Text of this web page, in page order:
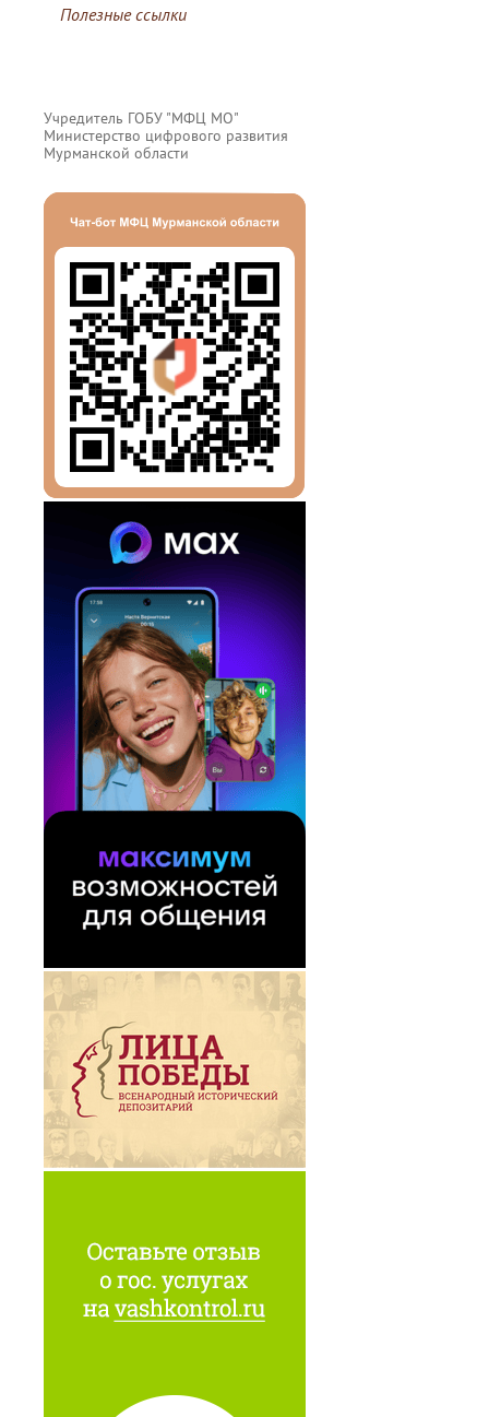
Полезные ссылки
Учредитель ГОБУ "МФЦ МО"
Министерство цифрового развития
Мурманской области